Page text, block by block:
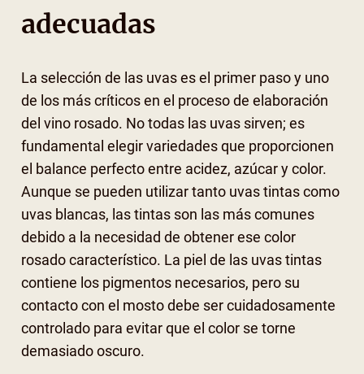
adecuadas
La selección de las uvas es el primer paso y uno
de los más críticos en el proceso de elaboración
del vino rosado. No todas las uvas sirven; es
fundamental elegir variedades que proporcionen
el balance perfecto entre acidez, azúcar y color.
Aunque se pueden utilizar tanto uvas tintas como
uvas blancas, las tintas son las más comunes
debido a la necesidad de obtener ese color
rosado característico. La piel de las uvas tintas
contiene los pigmentos necesarios, pero su
contacto con el mosto debe ser cuidadosamente
controlado para evitar que el color se torne
demasiado oscuro.